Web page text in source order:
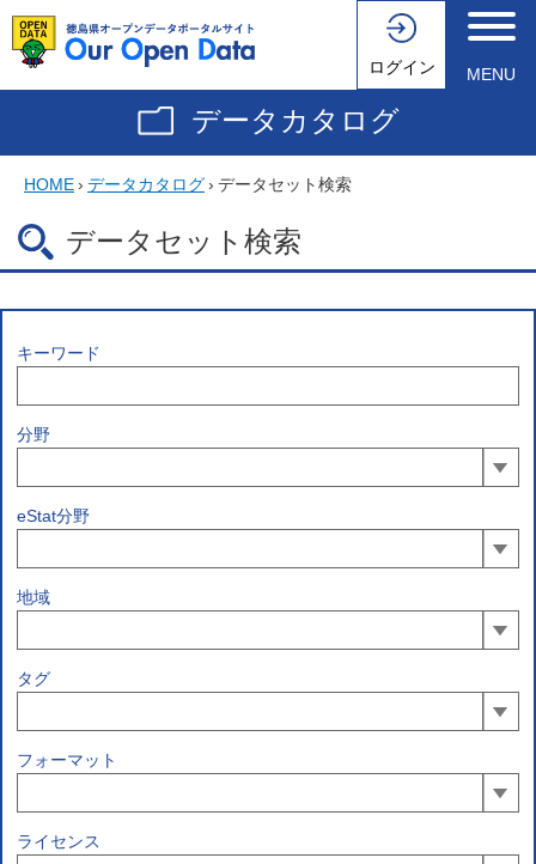
ログイン MENU
データカタログ
HOME› データカタログ› データセット検索
データセット検索
キーワード
分野
eStat分野
地域
タグ
フォーマット
ライセンス